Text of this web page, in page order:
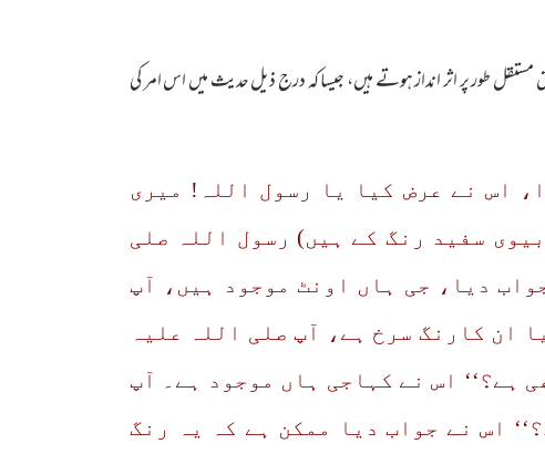
طور پر اثر انداز ہوتے ہیں، جیسا کہ درج ذیل حدیث میں اس امر کی
اس نے عرض کیا یا رسول اللہ! میری
سفید رنگ کے ہیں) رسول اللہ صلی
دیا، جی ہاں اونٹ موجود ہیں، آپ
ان کارنگ سرخ ہے، آپ صلی اللہ علیہ
ہے؟‘‘ اس نے کہاجی ہاں موجود ہے۔ آپ
اس نے جواب دیا ممکن ہے کہ یہ رنگ